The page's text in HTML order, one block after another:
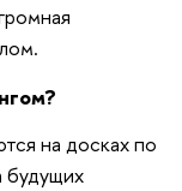
на досках по
будущих